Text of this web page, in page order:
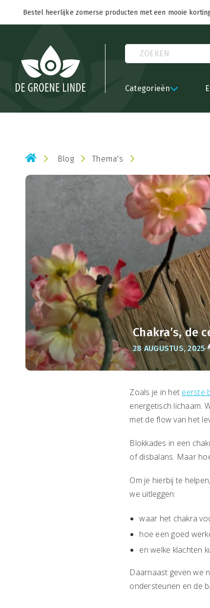
Bestel heerlijke zomerse producten met een mooie
Categorieën
Blog Thema's
Chakra’s, de
28 AUGUSTUS, 2025·
Zoals je in het eerste
energetisch lichaam.
met de flow van het
Blokkades in een
of disbalans. Maar
Om je hierbij te
we uitleggen:
waar het chakra
hoe een goed
en welke klachten
Daarnaast geven we
ondersteunen en de